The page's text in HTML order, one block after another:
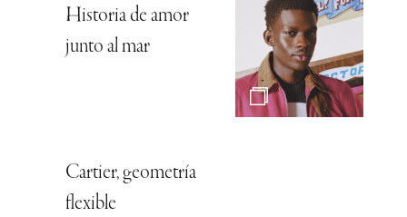
Historia de amor
junto al mar
Cartier, geometría
flexible